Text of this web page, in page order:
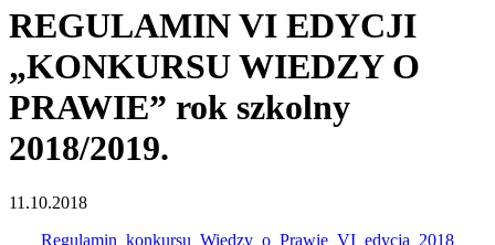
REGULAMIN VI EDYCJI
„KONKURSU WIEDZY O
PRAWIE” rok szkolny
2018/2019.
11.10.2018
Regulamin_konkursu_Wiedzy_o_Prawie_VI_edycja_2018